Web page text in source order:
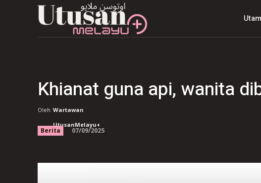
Khianat guna api, wanita
Oleh Wartawan
UtusanMelayu+
Berita 07/09/2025